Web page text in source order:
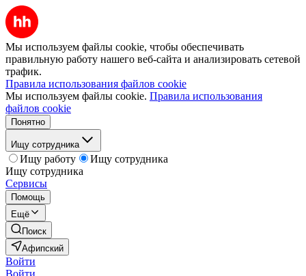
Мы используем файлы cookie, чтобы обеспечивать
правильную работу нашего веб-сайта и анализировать сетевой
трафик.
Правила использования файлов cookie
Мы используем файлы cookie. Правила использования
файлов cookie
Понятно
Ищу сотрудника
Ищу работу
Ищу сотрудника
Ищу сотрудника
Сервисы
Помощь
Ещё
Поиск
Афипский
Войти
Войти